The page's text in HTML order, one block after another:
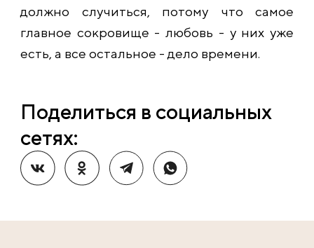
должно случиться, потому что самое
главное сокровище - любовь - у них уже
есть, а все остальное - дело времени.
Поделиться в социальных
сетях: